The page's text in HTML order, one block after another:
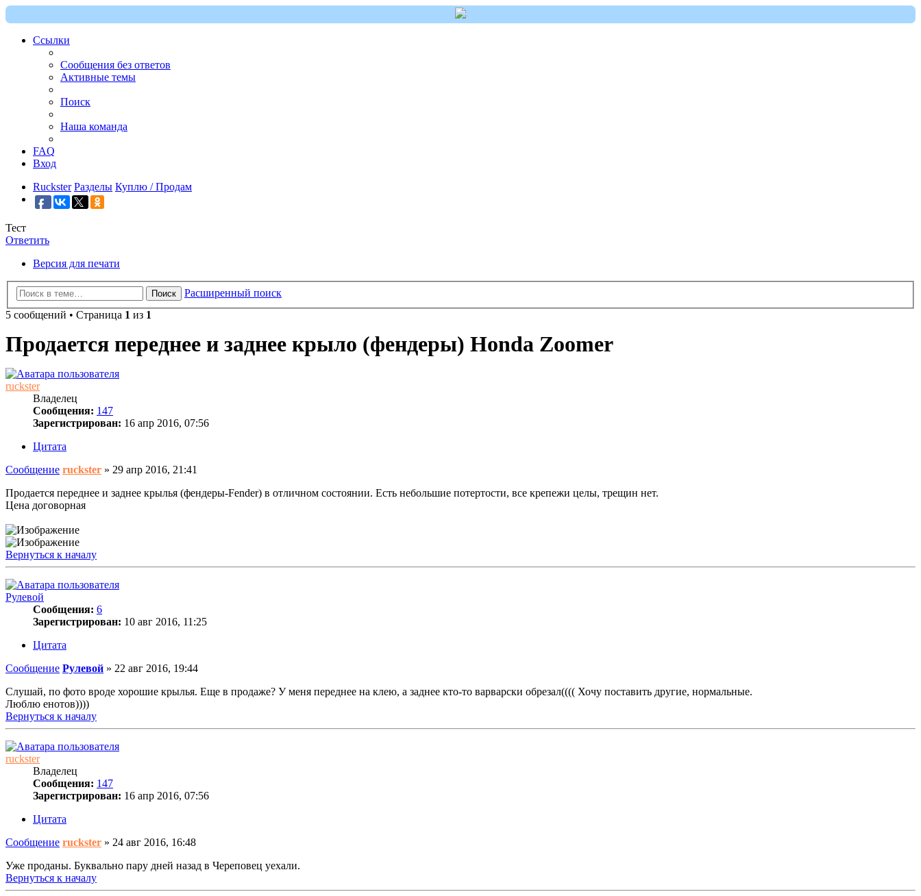
Ссылки
Сообщения без ответов
Активные темы
Поиск
Наша команда
FAQ
Вход
Ruckster Разделы Куплю / Продам
Тест
Ответить
Версия для печати
Поиск
Расширенный поиск
5 сообщений • Страница 1 из 1
Продается переднее и заднее крыло (фендеры) Honda Zoomer
ruckster
Владелец
Сообщения: 147
Зарегистрирован: 16 апр 2016, 07:56
Цитата
Сообщение ruckster » 29 апр 2016, 21:41
Продается переднее и заднее крылья (фендеры-Fender) в отличном состоянии. Есть небольшие потертости, все крепежи целы, трещин нет.
Цена договорная
Вернуться к началу
Рулевой
Сообщения: 6
Зарегистрирован: 10 авг 2016, 11:25
Цитата
Сообщение Рулевой » 22 авг 2016, 19:44
Слушай, по фото вроде хорошие крылья. Еще в продаже? У меня переднее на клею, а заднее кто-то варварски обрезал(((( Хочу поставить другие, нормальные.
Люблю енотов))))
Вернуться к началу
ruckster
Владелец
Сообщения: 147
Зарегистрирован: 16 апр 2016, 07:56
Цитата
Сообщение ruckster » 24 авг 2016, 16:48
Уже проданы. Буквально пару дней назад в Череповец уехали.
Вернуться к началу